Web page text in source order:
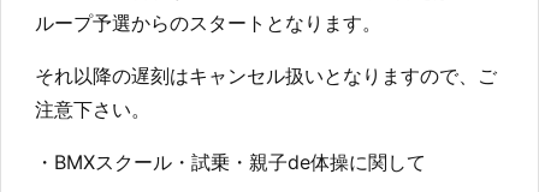
ループ予選からのスタートとなります。
それ以降の遅刻はキャンセル扱いとなりますので、ご
注意下さい。
・BMXスクール・試乗・親子de体操に関して